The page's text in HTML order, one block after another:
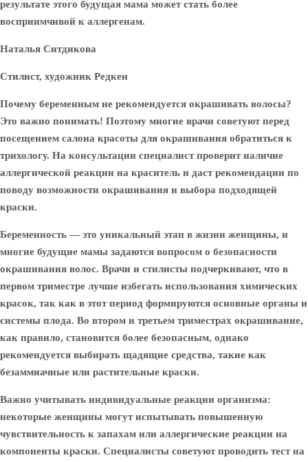
результате этого будущая мама может стать более
восприимчивой к аллергенам.
Наталья Ситдикова
Стилист, художник Редкен
Почему беременным не рекомендуется окрашивать волосы?
Это важно понимать! Поэтому многие врачи советуют перед
посещением салона красоты для окрашивания обратиться к
трихологу. На консультации специалист проверит наличие
аллергической реакции на краситель и даст рекомендации по
поводу возможности окрашивания и выбора подходящей
краски.
Беременность — это уникальный этап в жизни женщины, и
многие будущие мамы задаются вопросом о безопасности
окрашивания волос. Врачи и стилисты подчеркивают, что в
первом триместре лучше избегать использования химических
красок, так как в этот период формируются основные органы и
системы плода. Во втором и третьем триместрах окрашивание,
как правило, становится более безопасным, однако
рекомендуется выбирать щадящие средства, такие как
безаммиачные или растительные краски.
Важно учитывать индивидуальные реакции организма:
некоторые женщины могут испытывать повышенную
чувствительность к запахам или аллергические реакции на
компоненты краски. Специалисты советуют проводить тест на